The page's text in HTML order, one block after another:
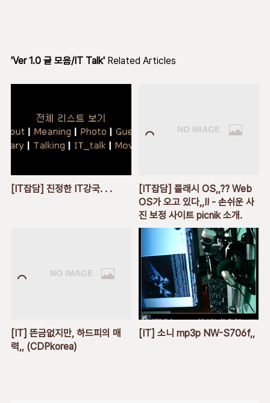
'Ver 1.0 글 모음/IT Talk' Related Articles
[IT잡담] 진정한 IT강국. . .
[IT잡담] 플래시 OS,,?? Web
OS가 오고 있다,,!! - 손쉬운 사
진 보정 사이트 picnik 소개.
[IT] 뜬금없지만, 하드피의 매
력,, (CDPkorea)
[IT] 소니 mp3p NW-S706f,,